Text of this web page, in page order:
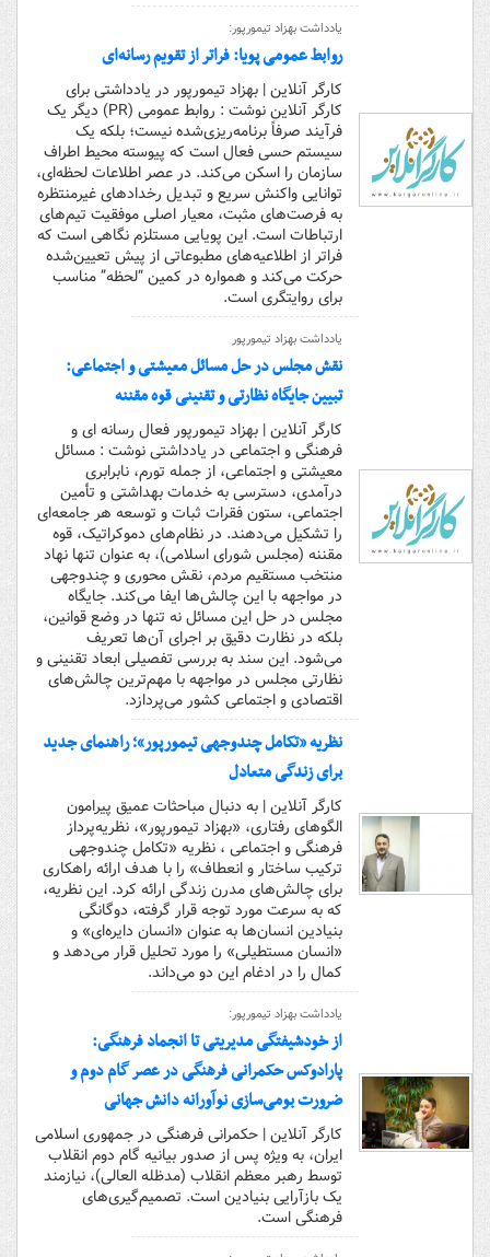
یادداشت بهزاد تیمورپور:
روابط عمومی پویا: فراتر از تقویم رسانه‌ای
کارگر آنلاین | بهزاد تیمورپور در یادداشتی برای
کارگر آنلاین نوشت : روابط عمومی (PR) دیگر یک
فرآیند صرفاً برنامه‌ریزی‌شده نیست؛ بلکه یک
سیستم حسی فعال است که پیوسته محیط اطراف
سازمان را اسکن می‌کند. در عصر اطلاعات لحظه‌ای،
توانایی واکنش سریع و تبدیل رخدادهای غیرمنتظره
به فرصت‌های مثبت، معیار اصلی موفقیت تیم‌های
ارتباطات است. این پویایی مستلزم نگاهی است که
فراتر از اطلاعیه‌های مطبوعاتی از پیش تعیین‌شده
حرکت می‌کند و همواره در کمین “لحظه” مناسب
برای روایتگری است.
یادداشت بهزاد تیمورپور
نقش مجلس در حل مسائل معیشتی و اجتماعی:
تبیین جایگاه نظارتی و تقنینی قوه مقننه
کارگر آنلاین | بهزاد تیمورپور فعال رسانه ای و
فرهنگی و اجتماعی در یادداشتی نوشت : مسائل
معیشتی و اجتماعی، از جمله تورم، نابرابری
درآمدی، دسترسی به خدمات بهداشتی و تأمین
اجتماعی، ستون فقرات ثبات و توسعه هر جامعه‌ای
را تشکیل می‌دهند. در نظام‌های دموکراتیک، قوه
مقننه (مجلس شورای اسلامی)، به عنوان تنها نهاد
منتخب مستقیم مردم، نقش محوری و چندوجهی
در مواجهه با این چالش‌ها ایفا می‌کند. جایگاه
مجلس در حل این مسائل نه تنها در وضع قوانین،
بلکه در نظارت دقیق بر اجرای آن‌ها تعریف
می‌شود. این سند به بررسی تفصیلی ابعاد تقنینی و
نظارتی مجلس در مواجهه با مهم‌ترین چالش‌های
اقتصادی و اجتماعی کشور می‌پردازد.
نظریه «تکامل چندوجهی تیمورپور»؛ راهنمای جدید
برای زندگی متعادل
کارگر آنلاین | به دنبال مباحثات عمیق پیرامون
الگوهای رفتاری، «بهزاد تیمورپور»، نظریه‌پرداز
فرهنگی و اجتماعی ، نظریه «تکامل چندوجهی
ترکیب ساختار و انعطاف» را با هدف ارائه راهکاری
برای چالش‌های مدرن زندگی ارائه کرد. این نظریه،
که به سرعت مورد توجه قرار گرفته، دوگانگی
بنیادین انسان‌ها به عنوان «انسان دایره‌ای» و
«انسان مستطیلی» را مورد تحلیل قرار می‌دهد و
کمال را در ادغام این دو می‌داند.
یادداشت بهزاد تیمورپور:
از خودشیفتگی مدیریتی تا انجماد فرهنگی:
پارادوکس حکمرانی فرهنگی در عصر گام دوم و
ضرورت بومی‌سازی نوآورانه دانش جهانی
کارگر آنلاین | حکمرانی فرهنگی در جمهوری اسلامی
ایران، به ویژه پس از صدور بیانیه گام دوم انقلاب
توسط رهبر معظم انقلاب (مدظله العالی)، نیازمند
یک بازآرایی بنیادین است. تصمیم‌گیری‌های
فرهنگی است.